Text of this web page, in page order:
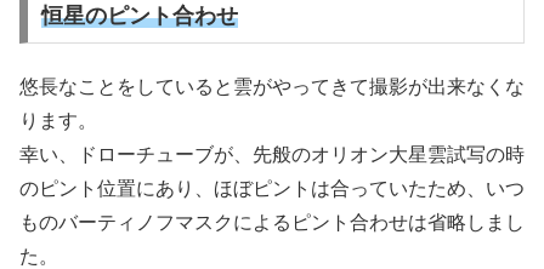
恒星のピント合わせ
悠長なことをしていると雲がやってきて撮影が出来なくな
ります。
幸い、ドローチューブが、先般のオリオン大星雲試写の時
のピント位置にあり、ほぼピントは合っていたため、いつ
ものバーティノフマスクによるピント合わせは省略しまし
た。